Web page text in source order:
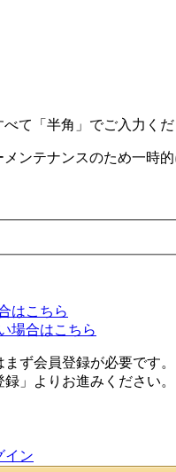
て「半角」でご入力くだ
ンテナンスのため一時
はこちら
場合はこちら
ず会員登録が必要です。
」よりお進みください。
イン